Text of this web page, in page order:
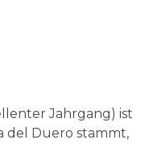
Jahrgang) ist
del Duero stammt,